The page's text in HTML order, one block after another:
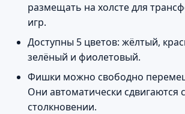
размещать на холсте для
игр.
Доступны 5 цветов: жёлтый,
зелёный и фиолетовый.
Фишки можно свободно
Они автоматически сдвигаются
столкновении.